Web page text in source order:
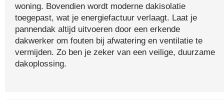
woning. Bovendien wordt moderne dakisolatie
toegepast, wat je energiefactuur verlaagt. Laat je
pannendak altijd uitvoeren door een erkende
dakwerker om fouten bij afwatering en ventilatie te
vermijden. Zo ben je zeker van een veilige, duurzame
dakoplossing.